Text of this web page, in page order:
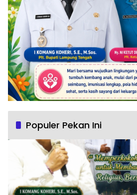
Populer Pekan Ini